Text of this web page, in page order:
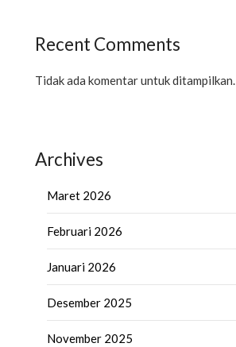
Recent Comments
Tidak ada komentar untuk ditampilkan.
Archives
Maret 2026
Februari 2026
Januari 2026
Desember 2025
November 2025